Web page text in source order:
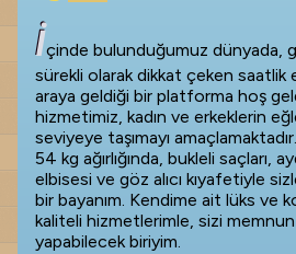
İçinde bulunduğumuz dünyada,
sürekli olarak dikkat çeken saatlik
araya geldiği bir platforma hoş
hizmetimiz, kadın ve erkeklerin
seviyeye taşımayı
54 kg ağırlığında, bukleli saçları,
elbisesi ve göz alıcı kıyafetiyle
bir bayanım. Kendime ait lüks ve
kaliteli hizmetlerimle, sizi
yapabilecek biriyim.